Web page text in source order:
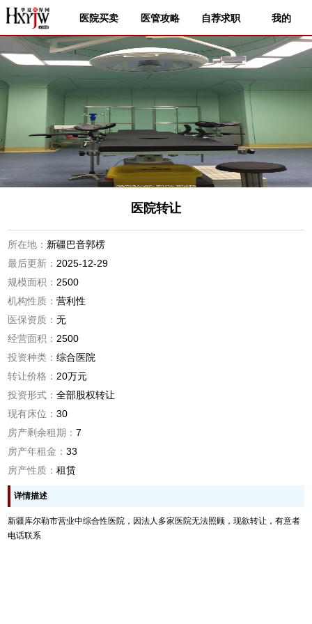
医院买卖 医管攻略 自荐求职 我的
医院转让
所在地： 新疆巴音郭楞
最后更新： 2025-12-29
规模面积： 2500
机构性质：营利性
医保资质：无
经营面积： 2500
投资种类：综合医院
转让价格： 20万元
投资形式：全部股权转让
现有床位：30
房产剩余租期：7
房产年租金：33
房产性质：租赁
详情描述
新疆库尔勒市营业中综合性医院，因法人多家医院无法照顾，现欲转让，有意者
电话联系